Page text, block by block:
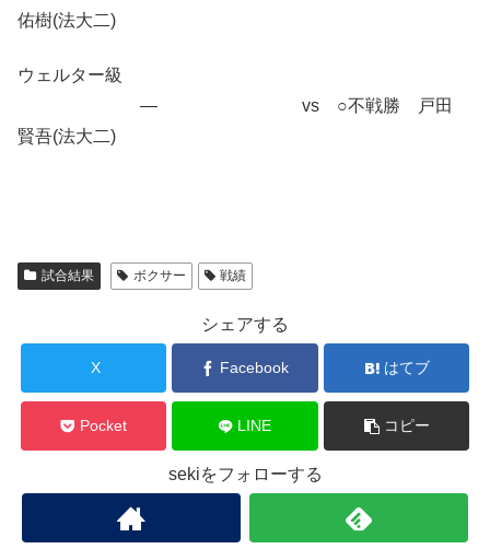
佑樹(法大二)
ウェルター級
― vs ○不戦勝 戸田
賢吾(法大二)
試合結果 ボクサー 戦績
シェアする
X Facebook はてブ
Pocket LINE コピー
sekiをフォローする